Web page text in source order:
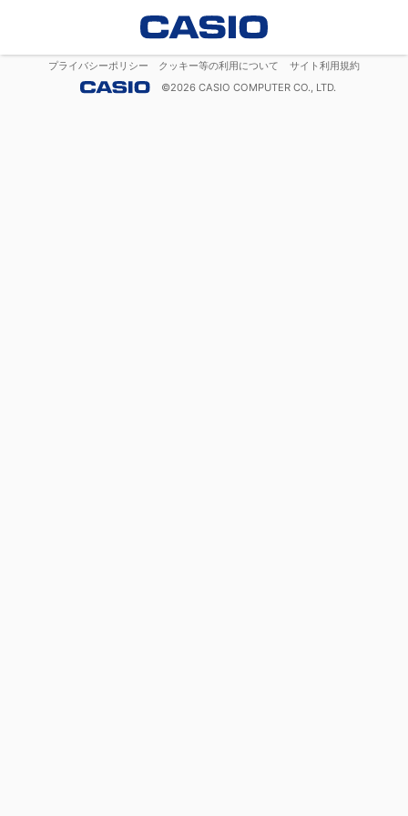
プライバシーポリシー クッキー等の利用について
サイト利用規約
©2026 CASIO COMPUTER CO., LTD.